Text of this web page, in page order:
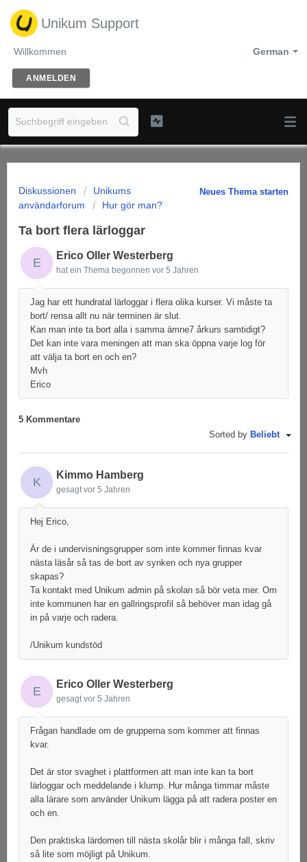
Unikum Support
German
Willkommen
ANMELDEN
Neues Thema starten
Diskussionen
Unikums
användarforum
Hur gör man?
Ta bort flera lärloggar
E
Erico Oller Westerberg
hat ein Thema begonnen vor 5 Jahren
Jag har ett hundratal lärloggar i flera olika kurser. Vi måste ta
bort/ rensa allt nu när terminen är slut.
Kan man inte ta bort alla i samma ämne7 årkurs samtidigt?
Det kan inte vara meningen att man ska öppna varje log för
att välja ta bort en och en?
Mvh
Erico
5 Kommentare
Sorted by Beliebt
K
Kimmo Hamberg
gesagtvor 5 Jahren
Hej Erico,
Är de i undervisningsgrupper som inte kommer finnas kvar
nästa läsår så tas de bort av synken och nya grupper
skapas?
Ta kontakt med Unikum admin på skolan så bör veta mer. Om
inte kommunen har en gallringsprofil så behöver man idag gå
in på varje och radera.
/Unikum kundstöd
E
Erico Oller Westerberg
gesagtvor 5 Jahren
Frågan handlade om de grupperna som kommer att finnas
kvar.
Det är stor svaghet i plattformen att man inte kan ta bort
lärloggar och meddelande i klump. Hur många timmar måste
alla lärare som använder Unikum lägga på att radera poster en
och en.
Den praktiska lärdomen till nästa skolår blir i många fall, skriv
så lite som möjligt på Unikum.